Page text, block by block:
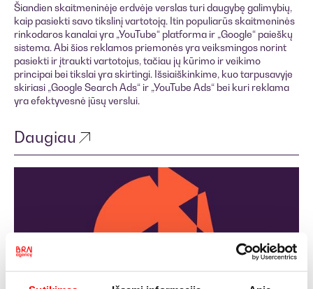
Šiandien skaitmeninėje erdvėje verslas turi daugybę galimybių,
kaip pasiekti savo tikslinį vartotoją. Itin populiarūs skaitmeninės
rinkodaros kanalai yra „YouTube“ platforma ir „Google“ paieškų
sistema. Abi šios reklamos priemonės yra veiksmingos norint
pasiekti ir įtraukti vartotojus, tačiau jų kūrimo ir veikimo
principai bei tikslai yra skirtingi. Išsiaiškinkime, kuo tarpusavyje
skiriasi „Google Search Ads“ ir „YouTube Ads“ bei kuri reklama
yra efektyvesnė jūsų verslui.
Daugiau